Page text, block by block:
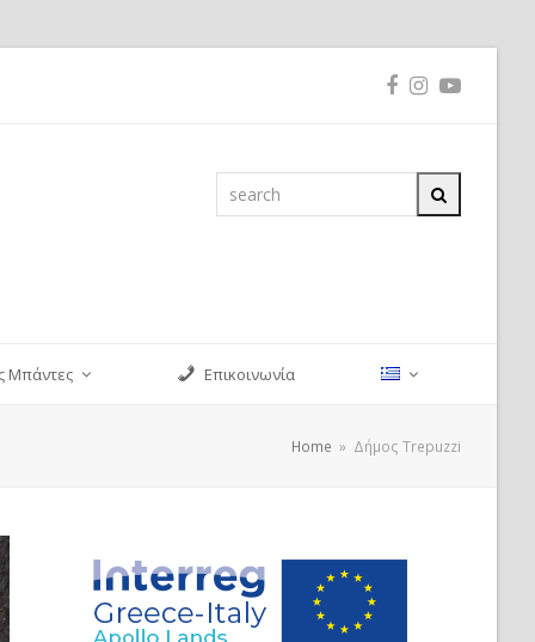
Facebook
Instagram
search
Μπάντες Επικοινωνία
Home » Δήμος Trepuzzi